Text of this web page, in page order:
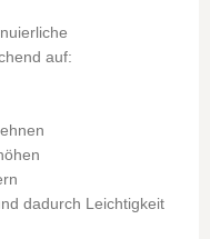
auf:
dadurch Leichtigkeit